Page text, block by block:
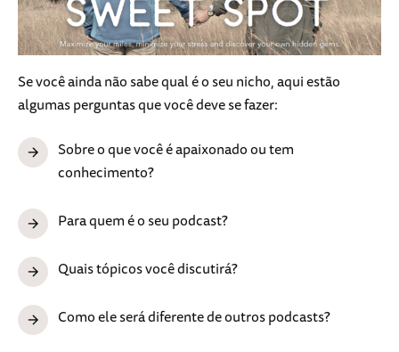
Se você ainda não sabe qual é o seu nicho, aqui estão
algumas perguntas que você deve se fazer:
Sobre o que você é apaixonado ou tem
conhecimento?
Para quem é o seu podcast?
Quais tópicos você discutirá?
Como ele será diferente de outros podcasts?